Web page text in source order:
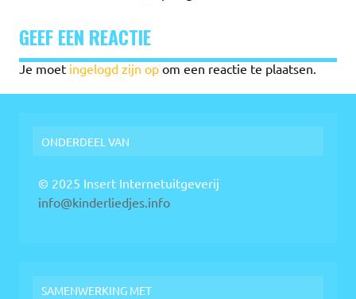
GEEF EEN REACTIE
Je moet ingelogd zijn op om een reactie te plaatsen.
ONDERDEEL VAN
© 2025 Insert Internetuitgeverij
info@kinderliedjes.info
SAMENWERKING MET